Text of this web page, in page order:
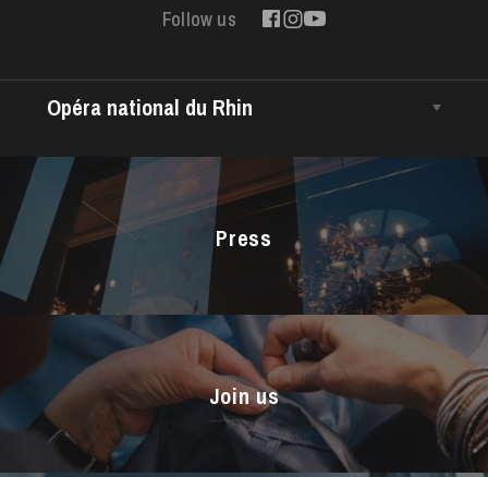
Follow us
Opéra national du Rhin
Managing Director
The Opéra national du Rhin Ballet
Choir
The Opéra Studio
The Maîtrise
Press
Join us